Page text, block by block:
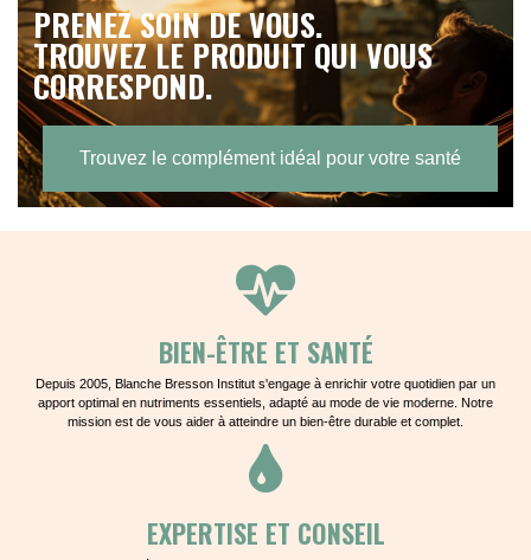
PRENEZ SOIN DE VOUS.
TROUVEZ LE PRODUIT QUI VOUS
CORRESPOND.
Trouvez le complément idéal pour votre santé
BIEN-ÊTRE ET SANTÉ
Depuis 2005, Blanche Bresson Institut s'engage à enrichir votre quotidien par un
apport optimal en nutriments essentiels, adapté au mode de vie moderne. Notre
mission est de vous aider à atteindre un bien-être durable et complet.
EXPERTISE ET CONSEIL